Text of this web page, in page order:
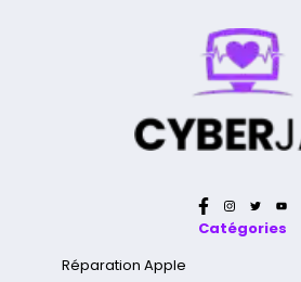
Catégories
Réparation Apple